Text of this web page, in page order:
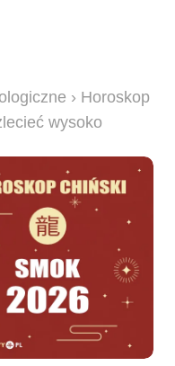
› Horoskop
wysoko